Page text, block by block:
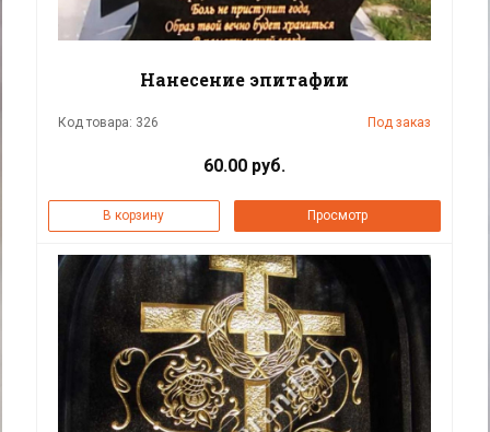
Нанесение эпитафии
Код товара: 326 Под заказ
60.00 руб.
В корзину Просмотр